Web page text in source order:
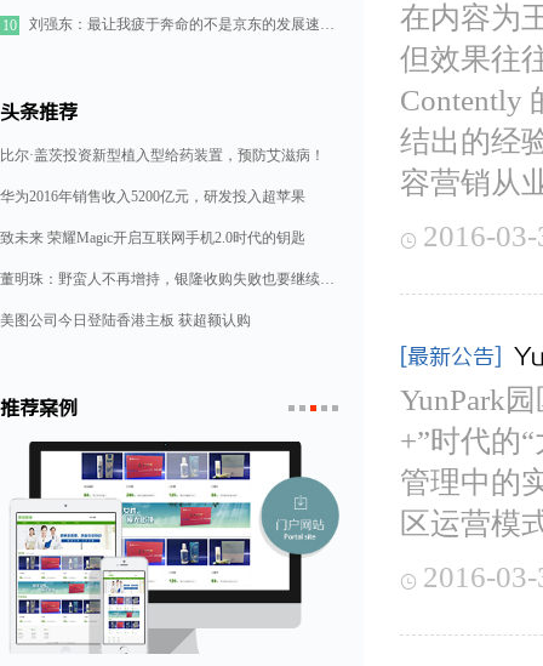
10 刘强东：最让我疲于奔命的不是京东的发展速度，而是如何管理好11万人的队伍
头条推荐
比尔·盖茨投资新型植入型给药装置，预防艾滋病！
华为2016年销售收入5200亿元，研发投入超苹果
致未来 荣耀Magic开启互联网手机2.0时代的钥匙
董明珠：野蛮人不再增持，银隆收购失败也要继续造格力汽车
美图公司今日登陆香港主板 获超额认购
推荐案例
1 2
在内容为
但效果往
Contently
结出的经
容营销从
 2016-
[最新公告]
YunPark
+”时代的
管理中的
区运营模
 2016-